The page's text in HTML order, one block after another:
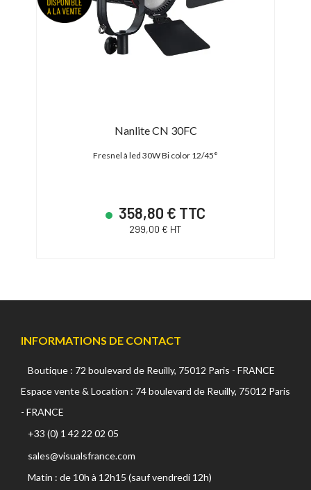
Nanlite CN 30FC
Fresnel à led 30W Bi color 12/45°
358,80 € TTC
299,00 € HT
INFORMATIONS DE CONTACT
Boutique : 72 boulevard de Reuilly, 75012 Paris - FRANCE
Espace vente & Location : 74 boulevard de Reuilly, 75012 Paris
- FRANCE
+33 (0) 1 42 22 02 05
sales@visualsfrance.com
Matin : de 10h à 12h15 (sauf vendredi 12h)